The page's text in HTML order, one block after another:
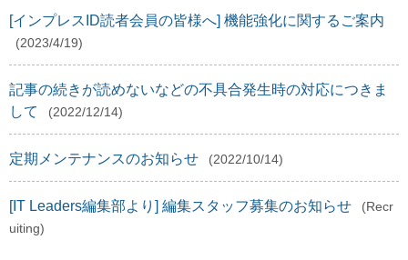
[インプレスID読者会員の皆様へ] 機能強化に関するご案内
(2023/4/19)
記事の続きが読めないなどの不具合発生時の対応につきま
して
(2022/12/14)
定期メンテナンスのお知らせ (2022/10/14)
[IT Leaders編集部より] 編集スタッフ募集のお知らせ
(Recr
uiting)